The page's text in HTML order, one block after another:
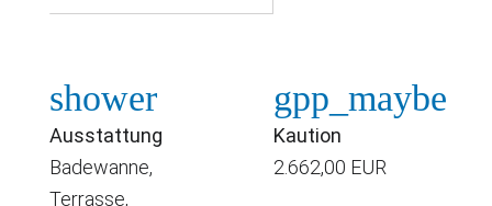
shower
Ausstattung
Badewanne,
Terrasse,
gpp_maybe
Kaution
2.662,00 EUR